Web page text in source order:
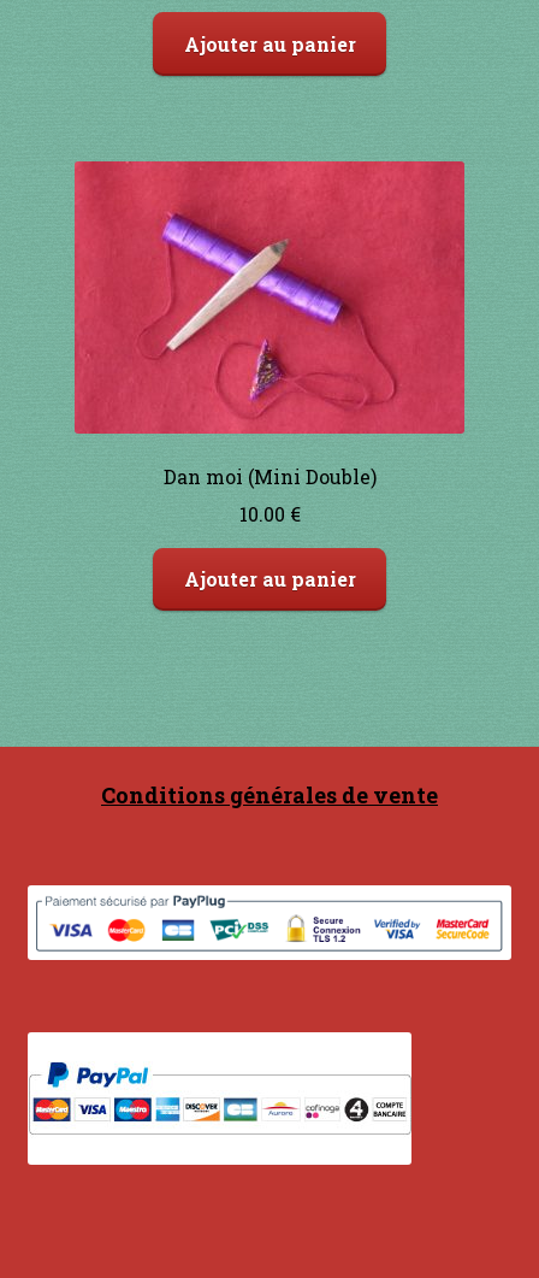
Ajouter au panier
Dan moi (Mini Double)
10.00 €
Ajouter au panier
Conditions générales de vente